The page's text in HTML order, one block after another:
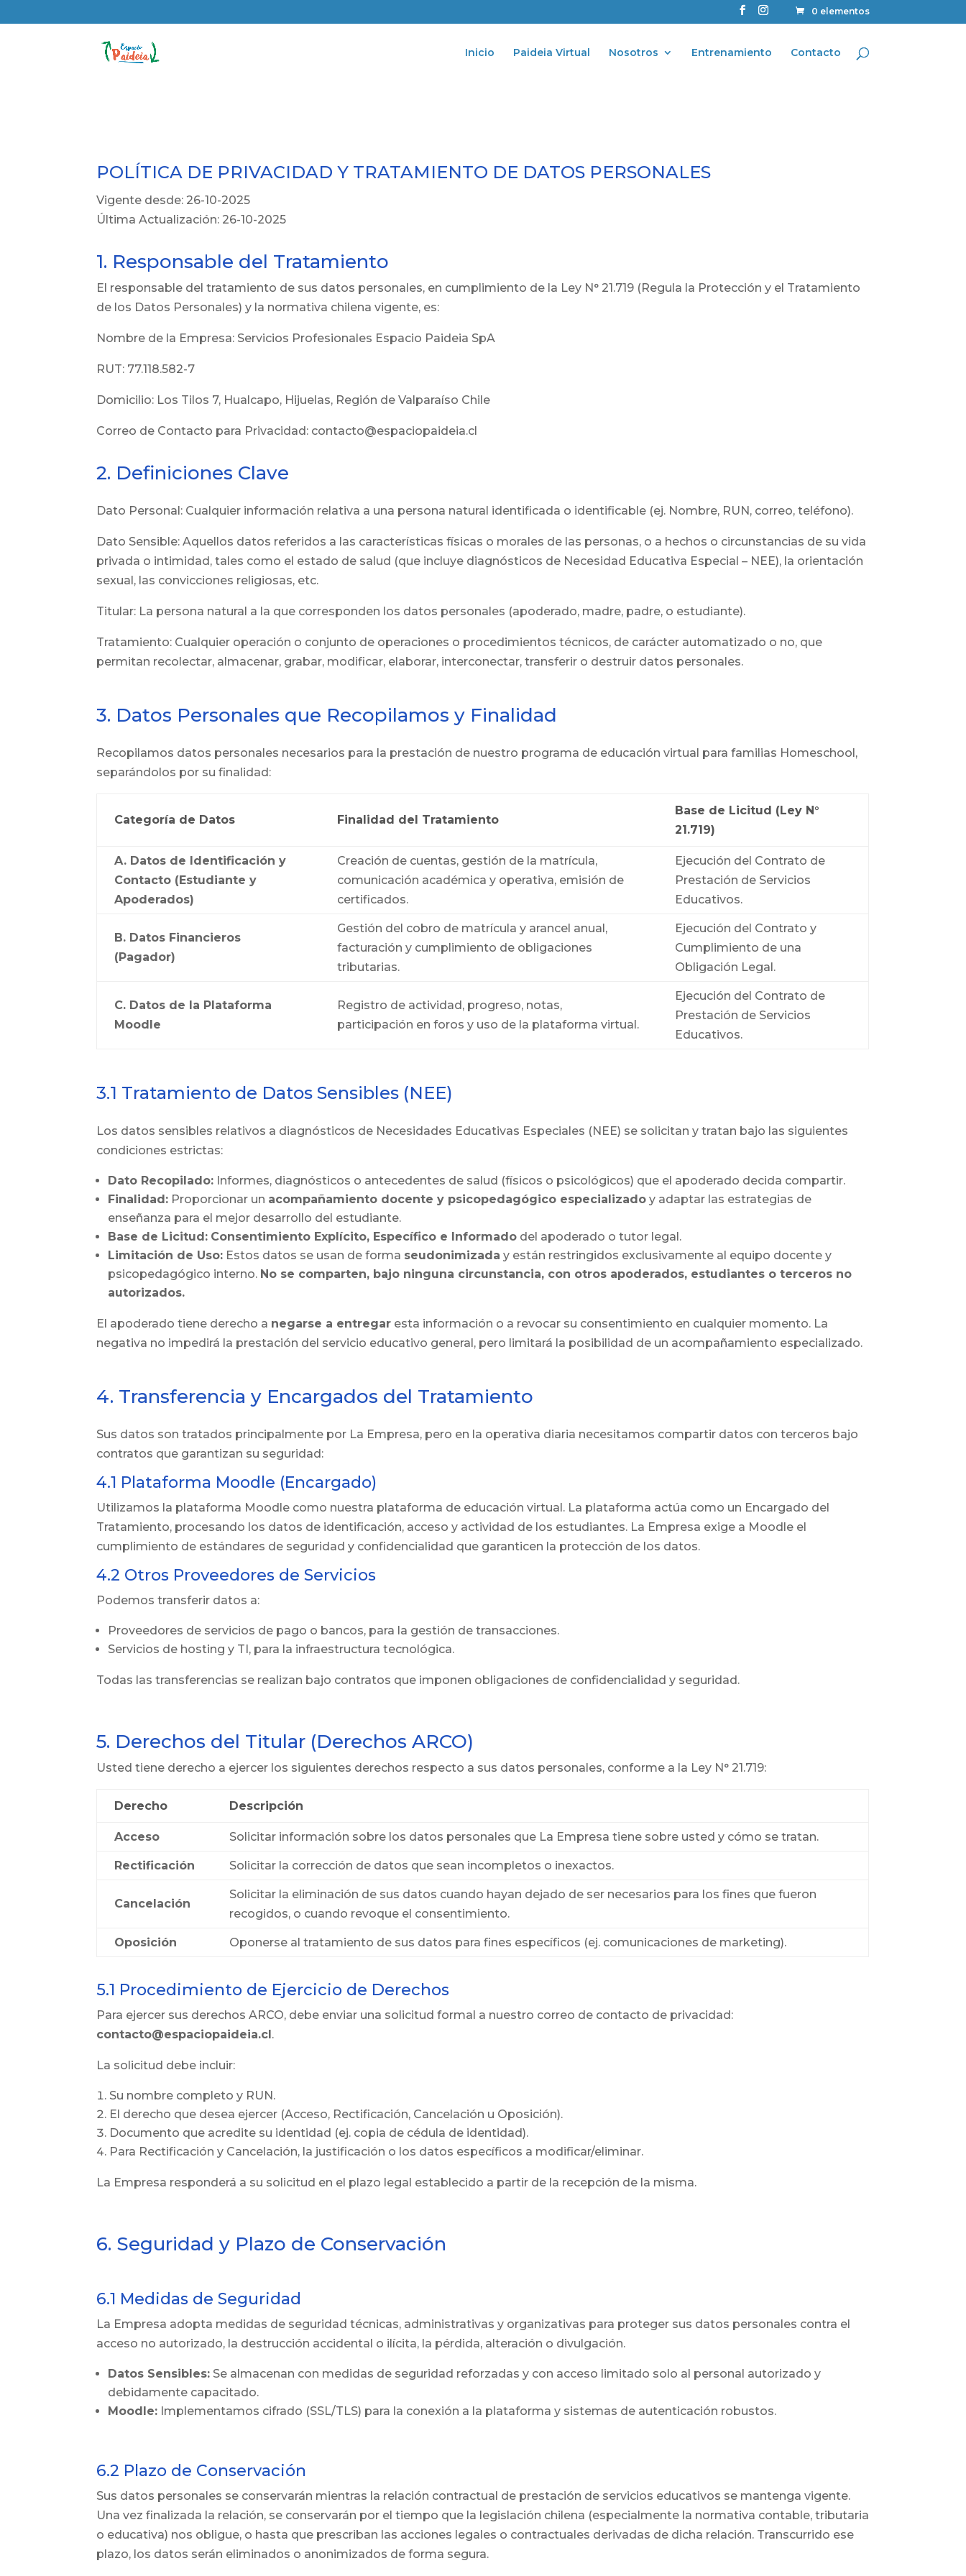
0 elementos
Inicio Paideia Virtual Nosotros Entrenamiento Contacto
POLÍTICA DE PRIVACIDAD Y TRATAMIENTO DE DATOS PERSONALES
Vigente desde: 26-10-2025
Última Actualización: 26-10-2025
1. Responsable del Tratamiento
El responsable del tratamiento de sus datos personales, en cumplimiento de la Ley N° 21.719 (Regula la Protección y el Tratamiento
de los Datos Personales) y la normativa chilena vigente, es:
Nombre de la Empresa: Servicios Profesionales Espacio Paideia SpA
RUT: 77.118.582-7
Domicilio: Los Tilos 7, Hualcapo, Hijuelas, Región de Valparaíso Chile
Correo de Contacto para Privacidad: contacto@espaciopaideia.cl
2. Definiciones Clave
Dato Personal: Cualquier información relativa a una persona natural identificada o identificable (ej. Nombre, RUN, correo, teléfono).
Dato Sensible: Aquellos datos referidos a las características físicas o morales de las personas, o a hechos o circunstancias de su vida
privada o intimidad, tales como el estado de salud (que incluye diagnósticos de Necesidad Educativa Especial – NEE), la orientación
sexual, las convicciones religiosas, etc.
Titular: La persona natural a la que corresponden los datos personales (apoderado, madre, padre, o estudiante).
Tratamiento: Cualquier operación o conjunto de operaciones o procedimientos técnicos, de carácter automatizado o no, que
permitan recolectar, almacenar, grabar, modificar, elaborar, interconectar, transferir o destruir datos personales.
3. Datos Personales que Recopilamos y Finalidad
Recopilamos datos personales necesarios para la prestación de nuestro programa de educación virtual para familias Homeschool,
separándolos por su finalidad:
Categoría de Datos Finalidad del Tratamiento
Base de Licitud (Ley N°
21.719)
A. Datos de Identificación y
Contacto (Estudiante y
Apoderados)
Creación de cuentas, gestión de la matrícula,
comunicación académica y operativa, emisión de
certificados.
Ejecución del Contrato de
Prestación de Servicios
Educativos.
B. Datos Financieros
(Pagador)
Gestión del cobro de matrícula y arancel anual,
facturación y cumplimiento de obligaciones
tributarias.
Ejecución del Contrato y
Cumplimiento de una
Obligación Legal.
C. Datos de la Plataforma
Moodle
Registro de actividad, progreso, notas,
participación en foros y uso de la plataforma virtual.
Ejecución del Contrato de
Prestación de Servicios
Educativos.
3.1 Tratamiento de Datos Sensibles (NEE)
Los datos sensibles relativos a diagnósticos de Necesidades Educativas Especiales (NEE) se solicitan y tratan bajo las siguientes
condiciones estrictas:
Dato Recopilado: Informes, diagnósticos o antecedentes de salud (físicos o psicológicos) que el apoderado decida compartir.
Finalidad: Proporcionar un acompañamiento docente y psicopedagógico especializado y adaptar las estrategias de
enseñanza para el mejor desarrollo del estudiante.
Base de Licitud: Consentimiento Explícito, Específico e Informado del apoderado o tutor legal.
Limitación de Uso: Estos datos se usan de forma seudonimizada y están restringidos exclusivamente al equipo docente y
psicopedagógico interno. No se comparten, bajo ninguna circunstancia, con otros apoderados, estudiantes o terceros no
autorizados.
El apoderado tiene derecho a negarse a entregar esta información o a revocar su consentimiento en cualquier momento. La
negativa no impedirá la prestación del servicio educativo general, pero limitará la posibilidad de un acompañamiento especializado.
4. Transferencia y Encargados del Tratamiento
Sus datos son tratados principalmente por La Empresa, pero en la operativa diaria necesitamos compartir datos con terceros bajo
contratos que garantizan su seguridad:
4.1 Plataforma Moodle (Encargado)
Utilizamos la plataforma Moodle como nuestra plataforma de educación virtual. La plataforma actúa como un Encargado del
Tratamiento, procesando los datos de identificación, acceso y actividad de los estudiantes. La Empresa exige a Moodle el
cumplimiento de estándares de seguridad y confidencialidad que garanticen la protección de los datos.
4.2 Otros Proveedores de Servicios
Podemos transferir datos a:
Proveedores de servicios de pago o bancos, para la gestión de transacciones.
Servicios de hosting y TI, para la infraestructura tecnológica.
Todas las transferencias se realizan bajo contratos que imponen obligaciones de confidencialidad y seguridad.
5. Derechos del Titular (Derechos ARCO)
Usted tiene derecho a ejercer los siguientes derechos respecto a sus datos personales, conforme a la Ley N° 21.719:
Derecho Descripción
Acceso Solicitar información sobre los datos personales que La Empresa tiene sobre usted y cómo se tratan.
Rectificación Solicitar la corrección de datos que sean incompletos o inexactos.
Cancelación
Solicitar la eliminación de sus datos cuando hayan dejado de ser necesarios para los fines que fueron
recogidos, o cuando revoque el consentimiento.
Oposición Oponerse al tratamiento de sus datos para fines específicos (ej. comunicaciones de marketing).
5.1 Procedimiento de Ejercicio de Derechos
Para ejercer sus derechos ARCO, debe enviar una solicitud formal a nuestro correo de contacto de privacidad:
contacto@espaciopaideia.cl.
La solicitud debe incluir:
Su nombre completo y RUN.
El derecho que desea ejercer (Acceso, Rectificación, Cancelación u Oposición).
Documento que acredite su identidad (ej. copia de cédula de identidad).
Para Rectificación y Cancelación, la justificación o los datos específicos a modificar/eliminar.
La Empresa responderá a su solicitud en el plazo legal establecido a partir de la recepción de la misma.
6. Seguridad y Plazo de Conservación
6.1 Medidas de Seguridad
La Empresa adopta medidas de seguridad técnicas, administrativas y organizativas para proteger sus datos personales contra el
acceso no autorizado, la destrucción accidental o ilícita, la pérdida, alteración o divulgación.
Datos Sensibles: Se almacenan con medidas de seguridad reforzadas y con acceso limitado solo al personal autorizado y
debidamente capacitado.
Moodle: Implementamos cifrado (SSL/TLS) para la conexión a la plataforma y sistemas de autenticación robustos.
6.2 Plazo de Conservación
Sus datos personales se conservarán mientras la relación contractual de prestación de servicios educativos se mantenga vigente.
Una vez finalizada la relación, se conservarán por el tiempo que la legislación chilena (especialmente la normativa contable, tributaria
o educativa) nos obligue, o hasta que prescriban las acciones legales o contractuales derivadas de dicha relación. Transcurrido ese
plazo, los datos serán eliminados o anonimizados de forma segura.